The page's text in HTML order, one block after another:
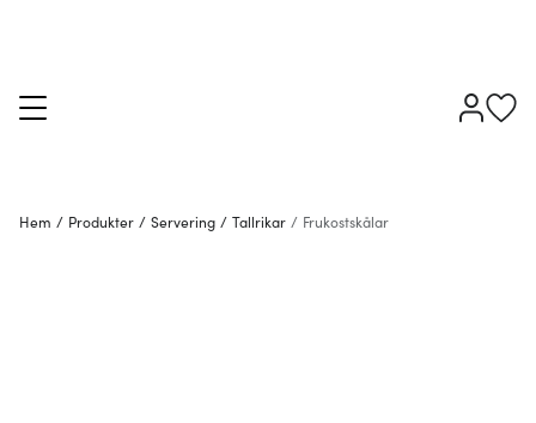
Hem / Produkter / Servering / Tallrikar / Frukostskålar